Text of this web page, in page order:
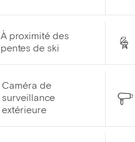
À proximité des
pentes de ski
Caméra de
surveillance
extérieure